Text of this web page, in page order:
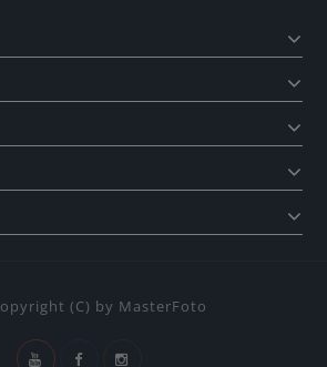
(C) by MasterFoto